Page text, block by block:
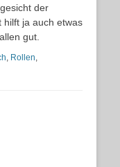
der
hilft ja auch etwas
gut.
, Rollen,